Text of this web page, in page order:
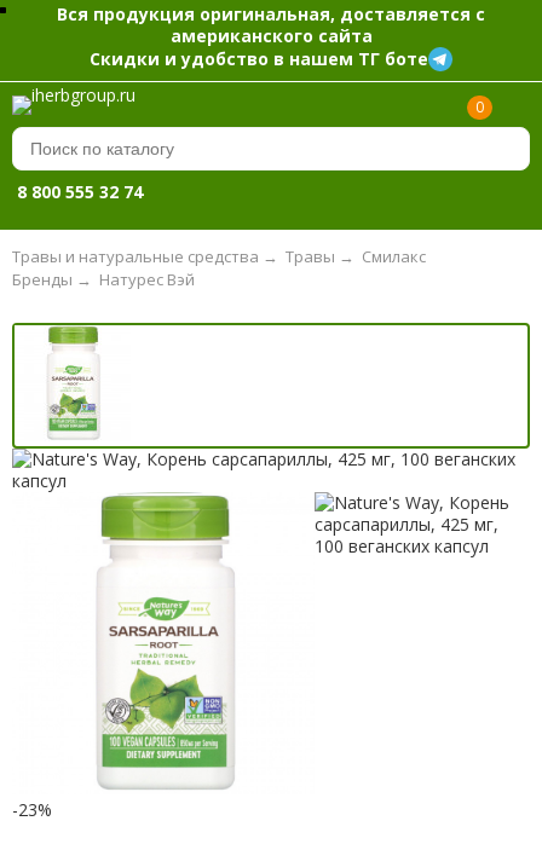
Вся продукция оригинальная, доставляется с
американского сайта
Скидки и удобство в нашем ТГ боте
0
8 800 555 32 74
Травы и натуральные средства → Травы → Смилакс
Натурес Вэй
Бренды →
-23%